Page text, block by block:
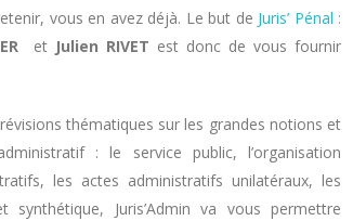
vous en avez déjà. Le but de Juris’ Pénal :
et Julien RIVET est donc de vous fournir
thématiques sur les grandes notions et
: le service public, l’organisation
les actes administratifs unilatéraux, les
Juris’Admin va vous permettre